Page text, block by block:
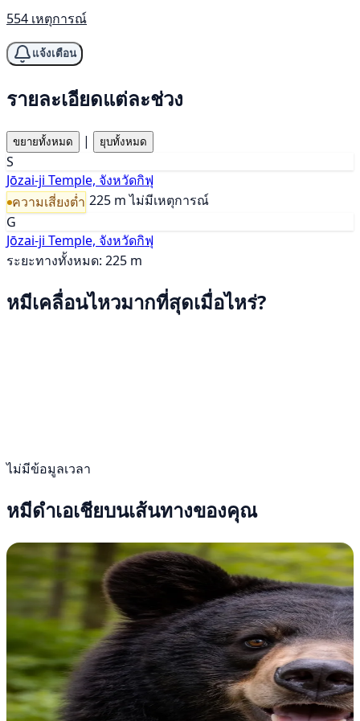
554 เหตุการณ์
แจ้งเตือน
รายละเอียดแต่ละช่วง
ขยายทั้งหมด | ยุบทั้งหมด
S
Jōzai-ji Temple, จังหวัดกิฟุ
ความเสี่ยงต่ำ 225 m ไม่มีเหตุการณ์
G
Jōzai-ji Temple, จังหวัดกิฟุ
ระยะทางทั้งหมด: 225 m
หมีเคลื่อนไหวมากที่สุดเมื่อไหร่?
ไม่มีข้อมูลเวลา
หมีดำเอเชียบนเส้นทางของคุณ